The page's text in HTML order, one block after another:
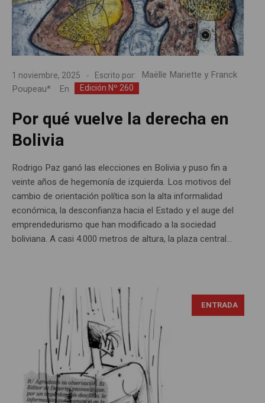
1 noviembre, 2025 Escrito por: Maëlle Mariette y Franck
Poupeau*
En Edición Nº 260
Por qué vuelve la derecha en
Bolivia
Rodrigo Paz ganó las elecciones en Bolivia y puso fin a
veinte años de hegemonía de izquierda. Los motivos del
cambio de orientación política son la alta informalidad
económica, la desconfianza hacia el Estado y el auge del
emprendedurismo que han modificado a la sociedad
boliviana. A casi 4.000 metros de altura, la plaza central...
ENTRADA